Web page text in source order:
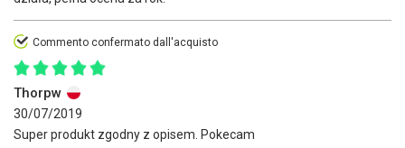
Commento confermato dall'acquisto
Thorpw
30/07/2019
Super produkt zgodny z opisem. Pokecam